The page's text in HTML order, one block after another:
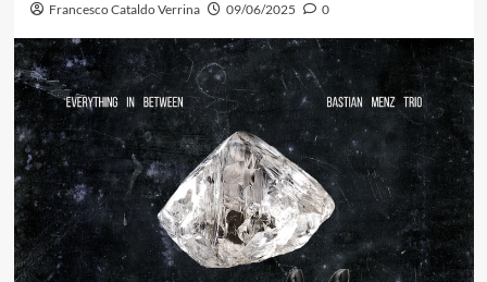
Francesco Cataldo Verrina 09/06/2025 0